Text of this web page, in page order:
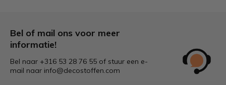
Bel of mail ons voor meer
informatie!
Bel naar +316 53 28 76 55 of stuur een e-
mail naar info@decostoffen.com